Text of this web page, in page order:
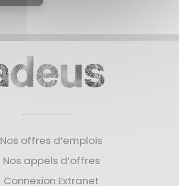
Nos offres d’emplois
Nos appels d’offres
Connexion Extranet